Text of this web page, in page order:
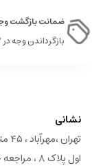
ضمانت بازگشت
بازگرداندن وجه در ۷ روز
نشانی
اول پلاک ۸ ، مراجعه حضوری نداریم